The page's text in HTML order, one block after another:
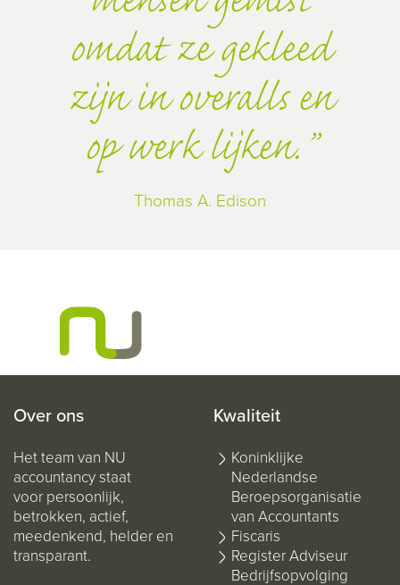
omdat ze gekleed
zijn in overalls en
op werk lijken.
Thomas A. Edison
Over ons
Het team van NU
accountancy staat
voor persoonlijk,
betrokken, actief,
meedenkend, helder en
transparant.
Kwaliteit
Koninklijke
Nederlandse
Beroepsorganisatie
van Accountants
Fiscaris
Register Adviseur
Bedrijfsopvolging